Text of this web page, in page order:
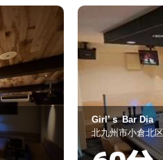
Snack Ruby
北九州市小倉北